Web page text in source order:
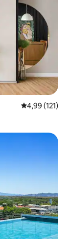
Prosječna
4,99 (121)